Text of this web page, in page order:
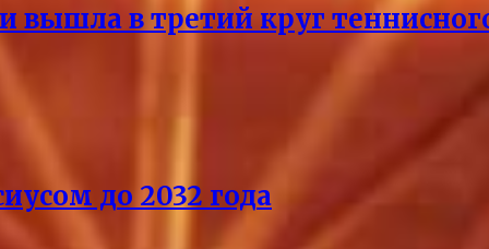
вышла в третий круг
до 2032 года